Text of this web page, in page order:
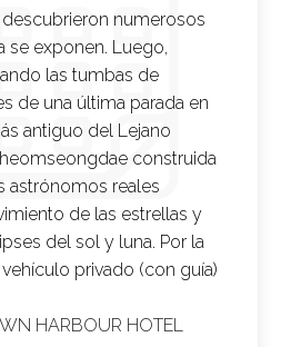
numerosos
se exponen. Luego,
las tumbas de
de una última parada en
antiguo del Lejano
construida
astrónomos reales
de las estrellas y
del sol y luna. Por la
privado (con guía)
HARBOUR HOTEL